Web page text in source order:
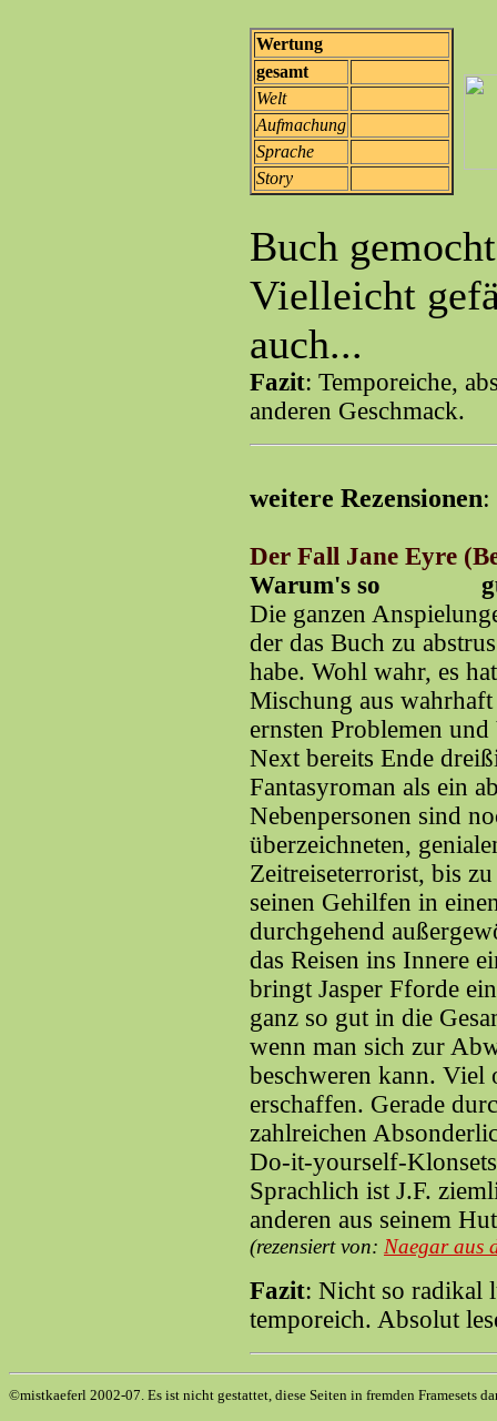
Wertung
gesamt
Welt
Aufmachung
Sprache
Story
Buch
Vielleicht
auch...
Fazit: Temporeiche,
anderen Geschmack.
weitere Rezensionen:
Der Fall Jane Eyre
Warum's so
Die ganzen
der das Buch zu
habe. Wohl wahr, es
Mischung aus
ernsten Problemen
Next bereits Ende
Fantasyroman als ein
Nebenpersonen sind
überzeichneten,
Zeitreiseterrorist, bis
seinen Gehilfen in
durchgehend
das Reisen ins Innere
bringt Jasper Fforde
ganz so gut in die
wenn man sich zur
beschweren kann. Viel
erschaffen. Gerade
zahlreichen
Do-it-yourself-
Sprachlich ist J.F.
anderen aus seinem
(rezensiert von: Naegar aus
Fazit: Nicht so radikal
temporeich. Absolut
©mistkaeferl 2002-07. Es ist nicht gestattet, diese Seiten in fremden Framesets